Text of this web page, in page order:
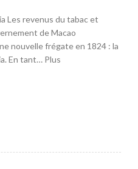
Les revenus du tabac et
de Macao
nouvelle frégate en 1824 : la
En tant… Plus